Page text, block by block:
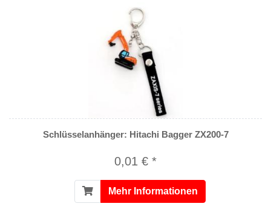
Schlüsselanhänger: Hitachi Bagger ZX200-7
0,01 € *
Mehr Informationen